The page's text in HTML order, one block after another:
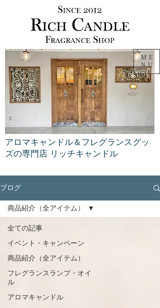
アロマキャンドル＆フレグランスグッ
ズの専門店 リッチキャンドル
ME
NU
ブログ
全ての記事
イベント・キャンペーン
商品紹介（全アイテム）
フレグランスランプ・オイ
ル
アロマキャンドル
商品紹介（全アイテム）